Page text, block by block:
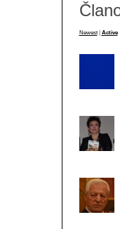
Newest Active